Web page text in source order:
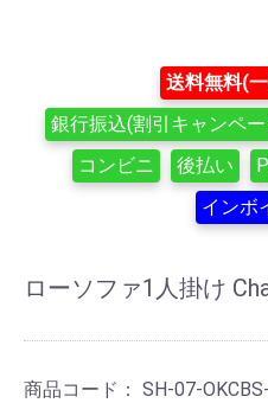
送料無料(
銀行振込(割引キャンペ
コンビニ
後払い
インボ
ローソファ1人掛け
商品コード： SH-07-